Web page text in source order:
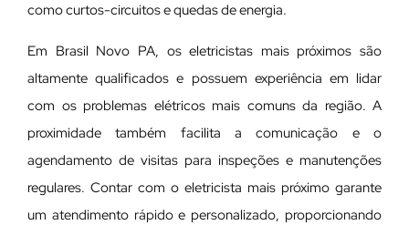
como curtos-circuitos e quedas de energia.
Em Brasil Novo PA, os eletricistas mais próximos são
altamente qualificados e possuem experiência em lidar
com os problemas elétricos mais comuns da região. A
proximidade também facilita a comunicação e o
agendamento de visitas para inspeções e manutenções
regulares. Contar com o eletricista mais próximo garante
um atendimento rápido e personalizado, proporcionando